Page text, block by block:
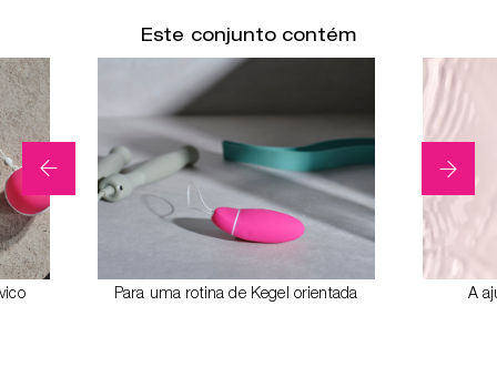
Este conjunto contém
Para uma rotina de Kegel orientada A